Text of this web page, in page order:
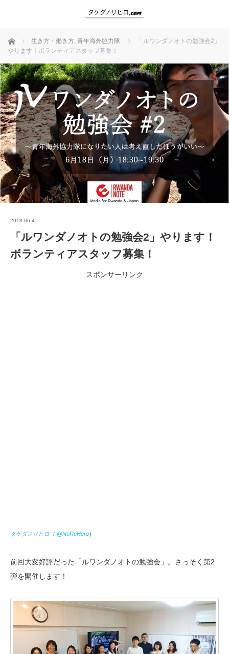
ホーム 生き方・働き方, 青年海外協力隊
「ルワンダノオトの勉強会2」
やります！ボランティアスタッフ募集！
2018.06.4
「ルワンダノオトの勉強会2」やります！
ボランティアスタッフ募集！
スポンサーリンク
タケダノリヒロ（ @NoReHero）
前回大変好評だった「ルワンダノオトの勉強会」。さっそく第2
弾を開催します！